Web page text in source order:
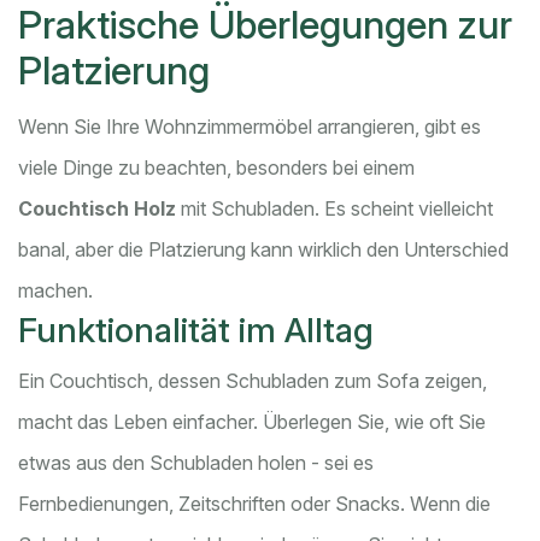
Praktische Überlegungen zur
Platzierung
Wenn Sie Ihre Wohnzimmermöbel arrangieren, gibt es
viele Dinge zu beachten, besonders bei einem
Couchtisch Holz mit Schubladen. Es scheint vielleicht
banal, aber die Platzierung kann wirklich den Unterschied
machen.
Funktionalität im Alltag
Ein Couchtisch, dessen Schubladen zum Sofa zeigen,
macht das Leben einfacher. Überlegen Sie, wie oft Sie
etwas aus den Schubladen holen - sei es
Fernbedienungen, Zeitschriften oder Snacks. Wenn die